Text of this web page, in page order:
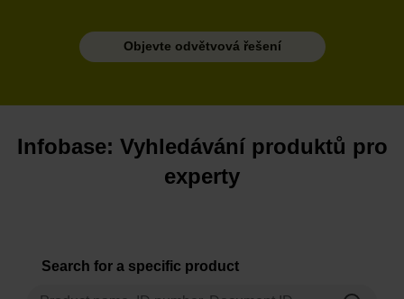
Objevte odvětvová řešení
Infobase: Vyhledávání produktů pro
experty
Search for a specific product